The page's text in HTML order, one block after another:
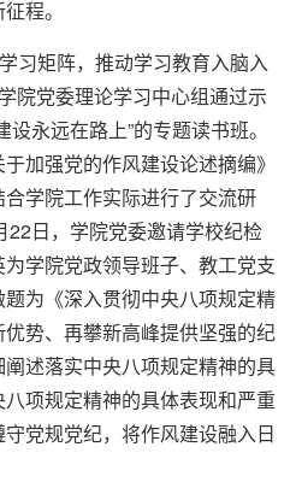
程。
矩阵，推动学习教育入脑入
院党委理论学习中心组通过示
永远在路上”的专题读书班。
加强党的作风建设论述摘编》
学院工作实际进行了交流研
22日，学院党委邀请学校纪检
学院党政领导班子、教工党支
为《深入贯彻中央八项规定精
势、再攀新高峰提供坚强的纪
述落实中央八项规定精神的具
项规定精神的具体表现和严重
党规党纪，将作风建设融入日